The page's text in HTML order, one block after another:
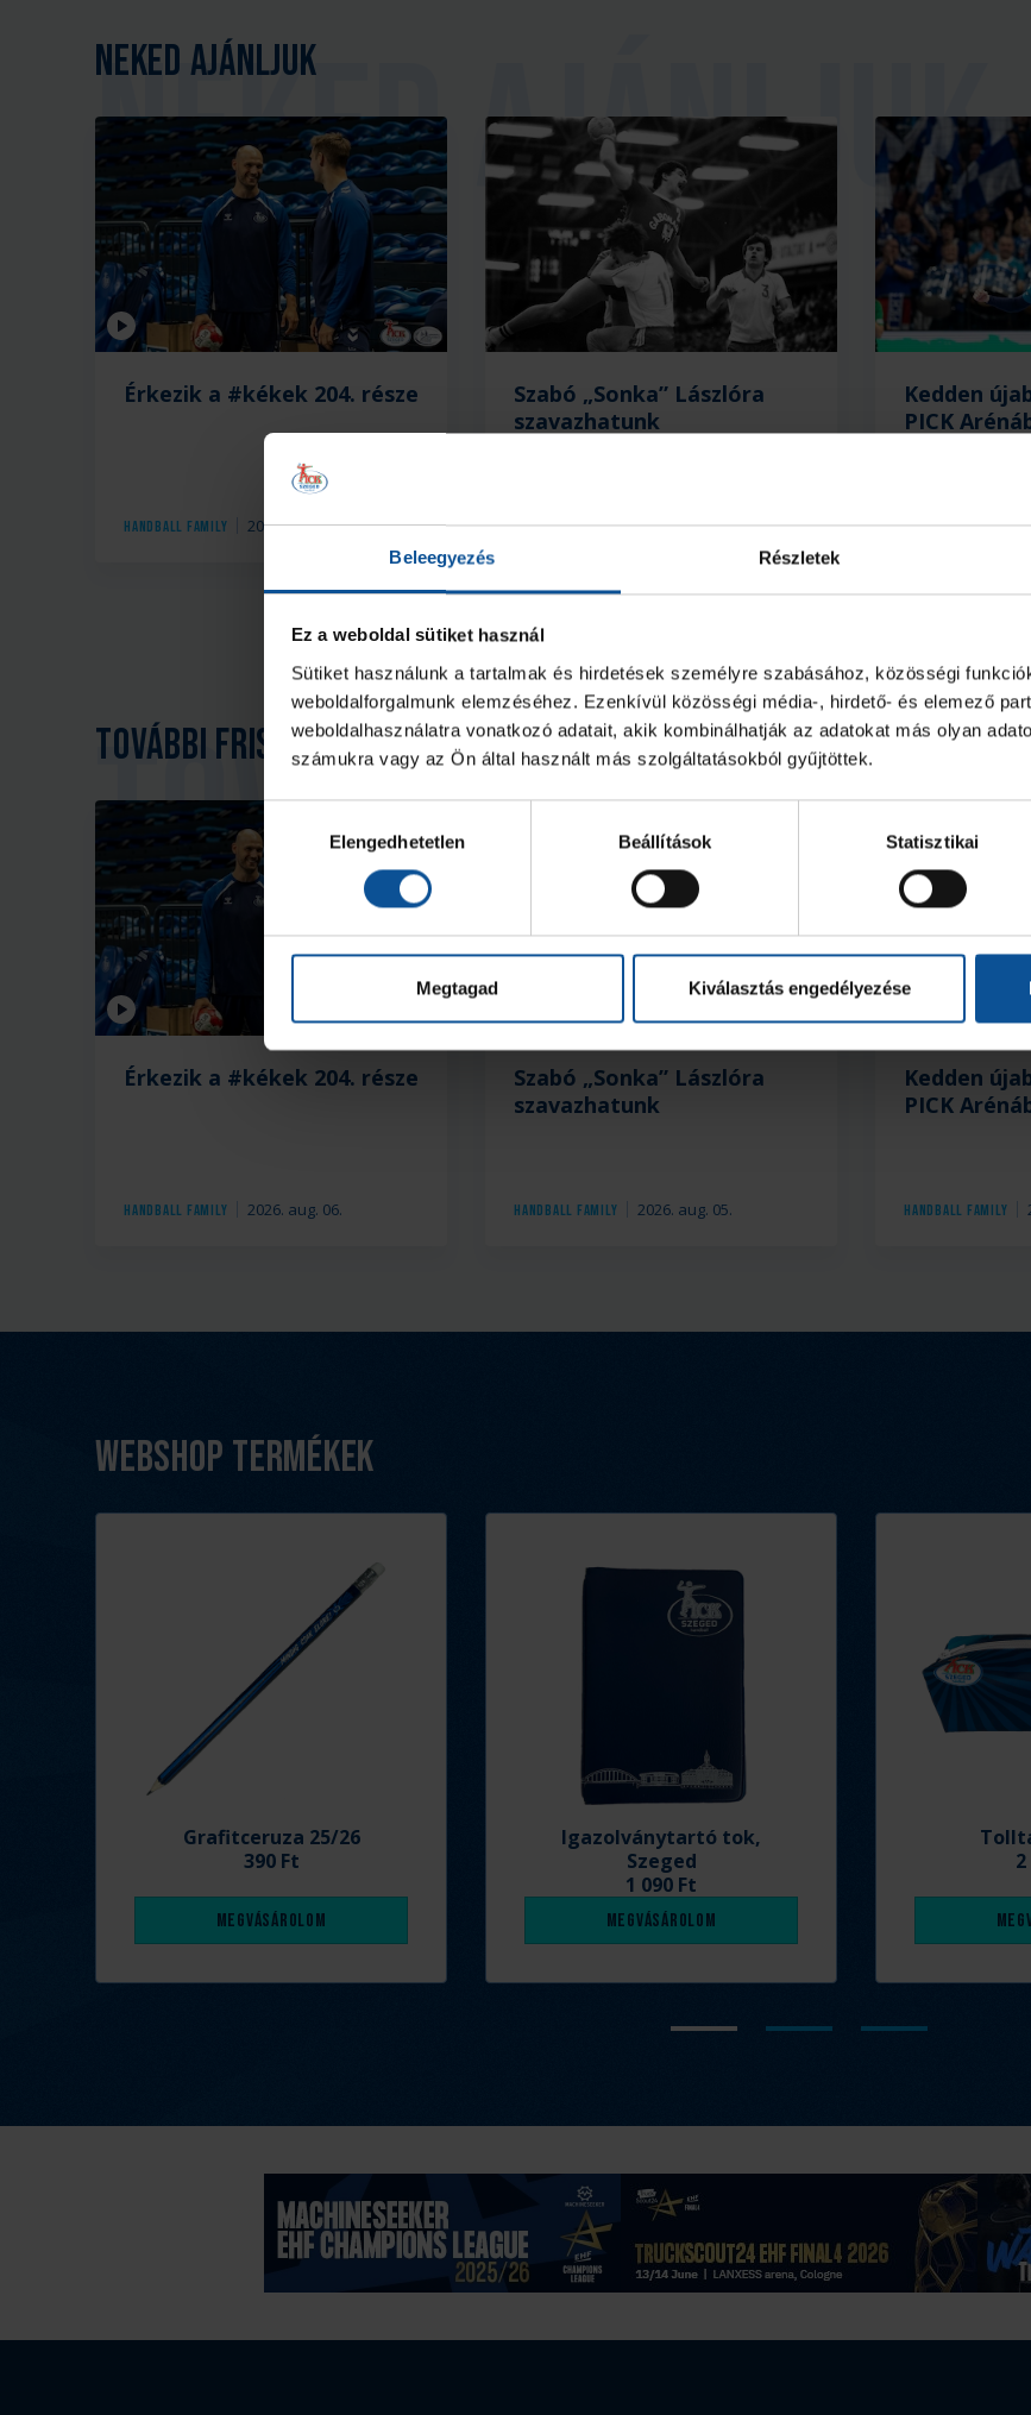
Beleegyezés Részletek
Ez a weboldal sütiket használ
Sütiket használunk a tartalmak és hirdetések személyre szabásához, közösségi
weboldalforgalmunk elemzéséhez. Ezenkívül közösségi média-, hirdető- és elemező
weboldalhasználatra vonatkozó adatait, akik kombinálhatják az adatokat más olyan
számukra vagy az Ön által használt más szolgáltatásokból gyűjtöttek.
kiválasztásaElengedhetetlen Beállítások Statisztikai
Megtagad Kiválasztás engedélyezése
Neked ajánljuk
Videó
Handball Family 2026. aug. 06.
Érkezik a #kékek 204. része
Handball Family 2026. aug. 05.
Szabó „Sonka” Lászlóra
szavazhatunk
Handball Family
Kedden
PICK
További friss hírek
Videó
Handball Family 2026. aug. 06.
Érkezik a #kékek 204. része
Handball Family 2026. aug. 05.
Szabó „Sonka” Lászlóra
szavazhatunk
Handball Family
Kedden
PICK
Webshop termékek
Grafitceruza 25/26
390 Ft
Megvásárolom
Igazolványtartó tok,
Szeged
1 090 Ft
Megvásárolom